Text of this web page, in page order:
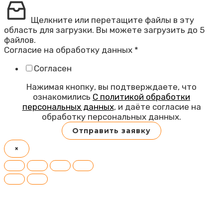
Щелкните или перетащите файлы в эту
область для загрузки. Вы можете загрузить до 5
файлов.
Согласие на обработку данных *
Согласен
Нажимая кнопку, вы подтверждаете, что
ознакомились С политикой обработки
персональных данных, и даёте согласие на
обработку персональных данных.
Отправить заявку
×